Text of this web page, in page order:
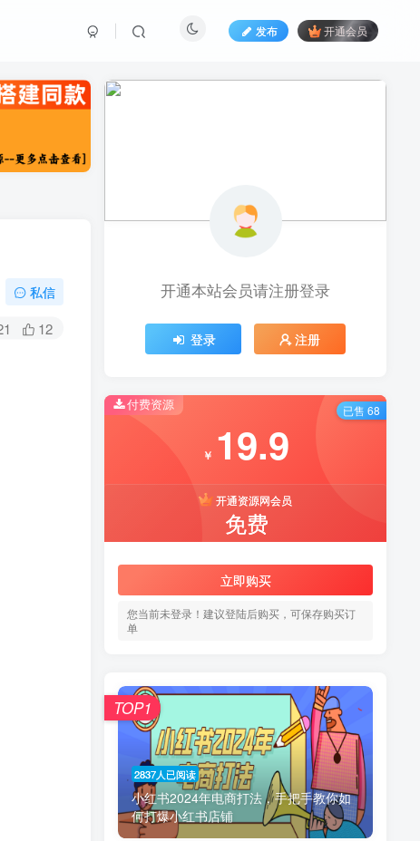
发布 开通会员
私信
12
开通本站会员请注册登录
登录 注册
付费资源
￥ 19.9
开通资源网会员
免费
立即购买
您当前未登录！建议登陆后购买，可保存购买订
单
已售 68
2837人已阅读
小红书2024年电商打法，手把手教你如
何打爆小红书店铺
TOP1